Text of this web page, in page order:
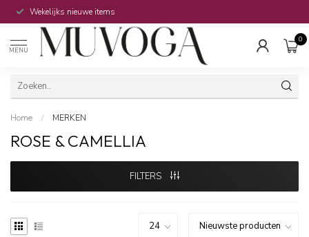
Wekelijks nieuwe items
MENU
0
Home / MERKEN
ROSE & CAMELLIA
FILTERS